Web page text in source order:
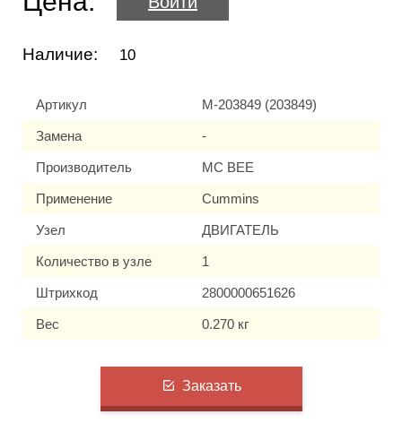
Наличие: 10
Артикул M-203849 (203849)
Замена -
Производитель MC BEE
Применение Cummins
Узел ДВИГАТЕЛЬ
Количество в узле 1
Штрихкод 2800000651626
Вес 0.270 кг
Заказать